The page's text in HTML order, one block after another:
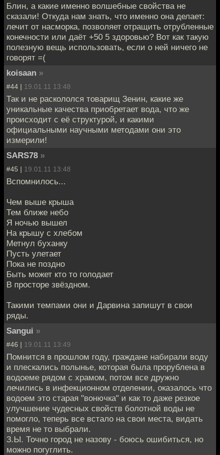
Блин, а какие именно волшебные свойства не
сказали! Откуда нам знать, что именно она делает:
лечит от насморка, позволяет отращить отрубленные
конечности или даёт +50 5 здоровью? Вот как такую
полезную вещь использовать, если о ней ничего не
говорят =(
koisaan »
#44 | 19.01.11 13:48
Так и не раскололся товарищ Зенин, какие же
уникальные качества приобретает вода, что же
происходит с её структурой, и какими
официальными научными методами они это
измерили!
SARS78 »
#45 | 19.01.11 13:48
Вспомнилось...
Чем выше крыша
Тем ближе небо
Я ночью вышел
На крышу с хлебом
Метнул буханку
Пусть улетает
Пока не поздно
Быть может кто то голодает
В просторе звёздном.
Такими темпами они и Дарвина запишут в свои
ряды.
Sangui »
#46 | 19.01.11 13:49
Помнится в прошлом году, граждане набирали воду
и плескались полынье, которая была прорублена в
водоеме рядом с храмом, потом все дружно
лечились в инфекционном отделении, оказалось что
водоем это старая "вонючка" и как то даже резкое
улучшение чудесных свойств болотной воды не
помогло, теперь все встало на свои места, видать
время не то выбрали.
З.Ы. Точно город не назову - боюсь ошибиться, но
можно погуглить.